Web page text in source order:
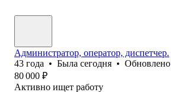
Администратор, оператор, диспетчер.
43 года • Была сегодня • Обновлено
80 000 ₽
Активно ищет работу